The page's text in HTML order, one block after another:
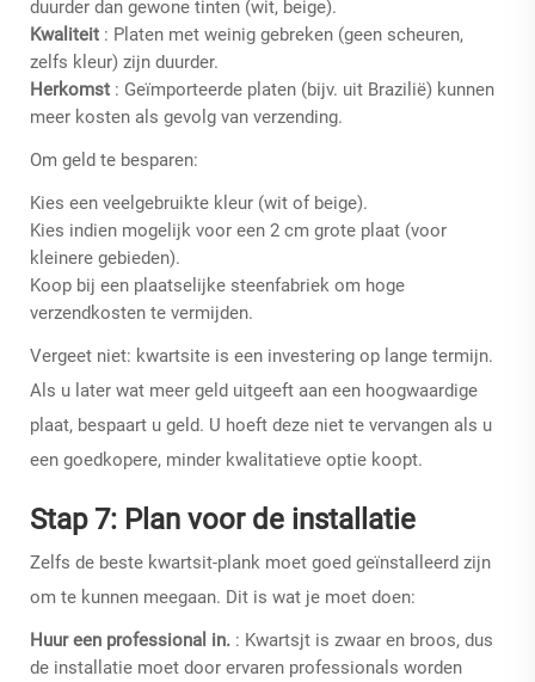
duurder dan gewone tinten (wit, beige).
Kwaliteit : Platen met weinig gebreken (geen scheuren,
zelfs kleur) zijn duurder.
Herkomst : Geïmporteerde platen (bijv. uit Brazilië) kunnen
meer kosten als gevolg van verzending.
Om geld te besparen:
Kies een veelgebruikte kleur (wit of beige).
Kies indien mogelijk voor een 2 cm grote plaat (voor
kleinere gebieden).
Koop bij een plaatselijke steenfabriek om hoge
verzendkosten te vermijden.
Vergeet niet: kwartsite is een investering op lange termijn.
Als u later wat meer geld uitgeeft aan een hoogwaardige
plaat, bespaart u geld. U hoeft deze niet te vervangen als u
een goedkopere, minder kwalitatieve optie koopt.
Stap 7: Plan voor de installatie
Zelfs de beste kwartsit-plank moet goed geïnstalleerd zijn
om te kunnen meegaan. Dit is wat je moet doen:
Huur een professional in. : Kwartsjt is zwaar en broos, dus
de installatie moet door ervaren professionals worden